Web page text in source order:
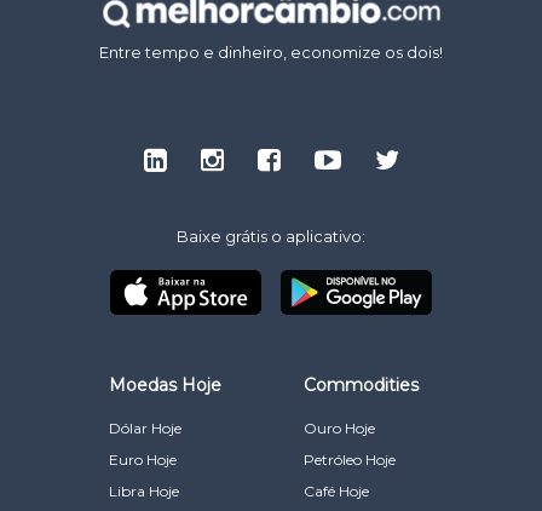
Entre tempo e dinheiro, economize os dois!
Baixe grátis o aplicativo:
Moedas Hoje
Dólar Hoje
Euro Hoje
Libra Hoje
Commodities
Ouro Hoje
Petróleo Hoje
Café Hoje